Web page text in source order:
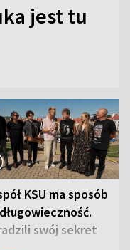
jest tu
KSU ma sposób
swój sekret